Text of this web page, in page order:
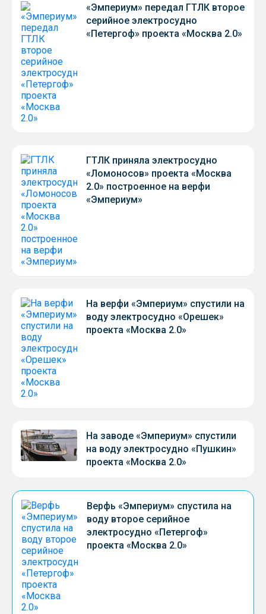
«Эмпериум» передал ГТЛК второе
серийное электросудно
«Петергоф» проекта «Москва 2.0»
ГТЛК приняла электросудно
«Ломоносов» проекта «Москва
2.0» построенное на верфи
«Эмпериум»
На верфи «Эмпериум» спустили на
воду электросудно «Орешек»
проекта «Москва 2.0»
На заводе «Эмпериум» спустили
на воду электросудно «Пушкин»
проекта «Москва 2.0»
Верфь «Эмпериум» спустила на
воду второе серийное
электросудно «Петергоф»
проекта «Москва 2.0»